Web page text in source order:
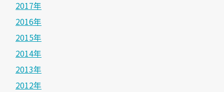
2017年
2016年
2015年
2014年
2013年
2012年